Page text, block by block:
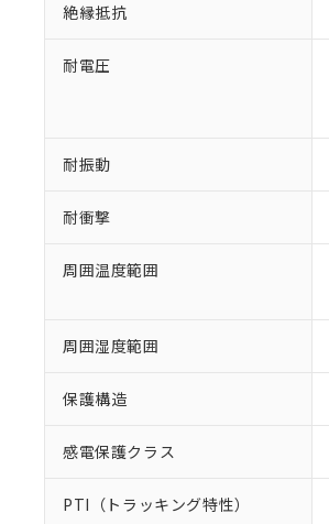
絶縁抵抗
耐電圧
耐振動
耐衝撃
周囲温度範囲
周囲湿度範囲
保護構造
感電保護クラス
PTI（トラッキング特性）